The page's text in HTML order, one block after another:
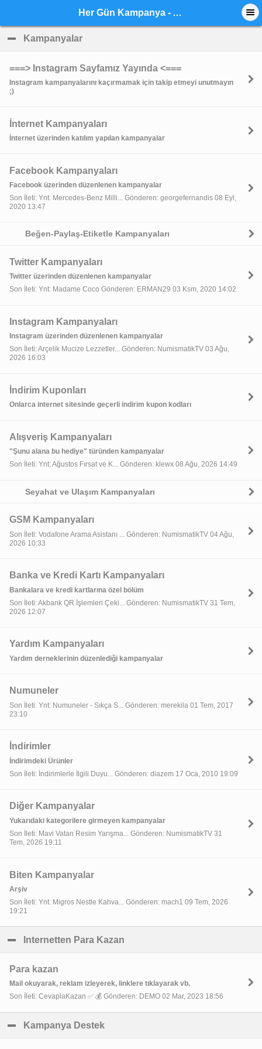
Her Gün Kampanya - Anasayfa
Kampanyalar
===> Instagram Sayfamız Yayında <===
Instagram kampanyalarını kaçırmamak için takip etmeyi unutmayın
;)
İnternet Kampanyaları
İnternet üzerinden katılım yapılan kampanyalar
Facebook Kampanyaları
Facebook üzerinden düzenlenen kampanyalar
Son İleti: Ynt: Mercedes-Benz Milli... Gönderen: georgefernandis 08 Eyl,
2020 13:47
Beğen-Paylaş-Etiketle Kampanyaları
Twitter Kampanyaları
Twitter üzerinden düzenlenen kampanyalar
Son İleti: Ynt: Madame Coco Gönderen: ERMAN29 03 Ksm, 2020 14:02
Instagram Kampanyaları
Instagram üzerinden düzenlenen kampanyalar
Son İleti: Arçelik Mucize Lezzetler... Gönderen: NumismatikTV 03 Ağu,
2026 16:03
İndirim Kuponları
Onlarca internet sitesinde geçerli indirim kupon kodları
Alışveriş Kampanyaları
"Şunu alana bu hediye" türünden kampanyalar
Son İleti: Ynt: Ağustos Fırsat ve K... Gönderen: klewx 08 Ağu, 2026 14:49
Seyahat ve Ulaşım Kampanyaları
GSM Kampanyaları
Son İleti: Vodafone Arama Asistanı ... Gönderen: NumismatikTV 04 Ağu,
2026 10:33
Banka ve Kredi Kartı Kampanyaları
Bankalara ve kredi kartlarına özel bölüm
Son İleti: Akbank QR İşlemleri Çeki... Gönderen: NumismatikTV 31 Tem,
2026 12:07
Yardım Kampanyaları
Yardım derneklerinin düzenlediği kampanyalar
Numuneler
Son İleti: Ynt: Numuneler - Sıkça S... Gönderen: merekila 01 Tem, 2017
23:10
İndirimler
İndirimdeki Ürünler
Son İleti: İndirimlerle İlgili Duyu... Gönderen: diazem 17 Oca, 2010 19:09
Diğer Kampanyalar
Yukarıdaki kategorilere girmeyen kampanyalar
Son İleti: Mavi Vatan Resim Yarışma... Gönderen: NumismatikTV 31
Tem, 2026 19:11
Biten Kampanyalar
Arşiv
Son İleti: Ynt: Migros Nestle Kahva... Gönderen: mach1 09 Tem, 2026
19:21
Internetten Para Kazan
Para kazan
Mail okuyarak, reklam izleyerek, linklere tıklayarak vb.
Son İleti: CevaplaKazan ✅ 💰 Gönderen: DEMO 02 Mar, 2023 18:56
Kampanya Destek